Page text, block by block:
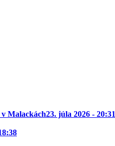
Malackách23. júla 2026 - 20:31